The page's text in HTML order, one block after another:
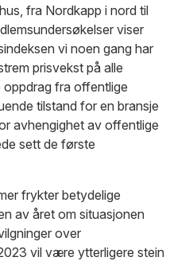
fra Nordkapp i nord til
viser
vi noen gang har
prisvekst på alle
fra offentlige
tilstand for en bransje
avhengighet av offentlige
sett de første
frykter betydelige
av året om situasjonen
over
vil være ytterligere stein